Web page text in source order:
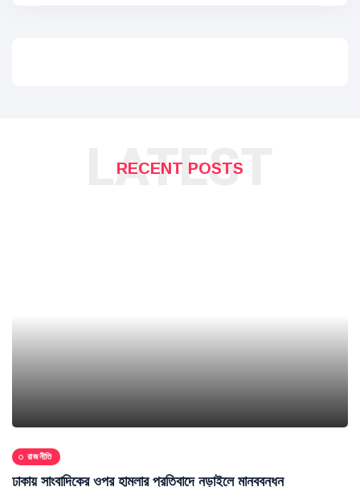
RECENT POSTS
LATEST
রাজনীতি
ঢাকায় সাংবাদিকের ওপর হামলার প্রতিবাদে নড়াইলে মানববন্ধন